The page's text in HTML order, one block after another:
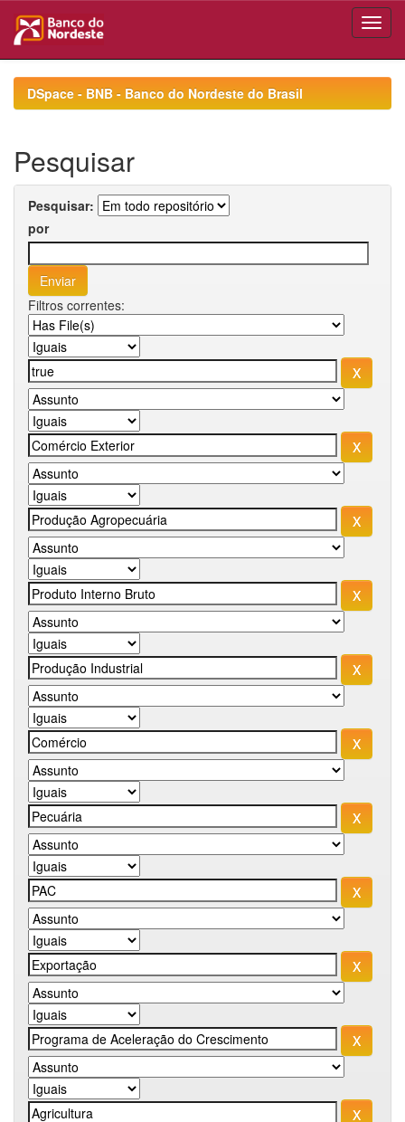
navigationDSpace - BNB - Banco do Nordeste do Brasil
Pesquisar
Pesquisar:
por
Filtros correntes: